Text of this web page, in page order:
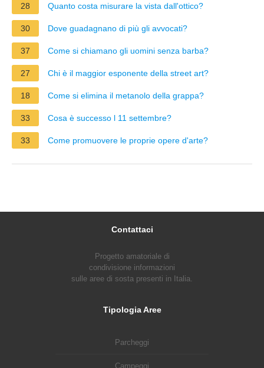
28 Quanto costa misurare la vista dall'ottico?
30 Dove guadagnano di più gli avvocati?
37 Come si chiamano gli uomini senza barba?
27 Chi è il maggior esponente della street art?
18 Come si elimina il metanolo della grappa?
33 Cosa è successo l 11 settembre?
33 Come promuovere le proprie opere d'arte?
Contattaci
Progetto amatoriale di
condivisione informazioni
sulle aree di sosta presenti in Italia.
Tipologia Aree
Parcheggi
Campeggi